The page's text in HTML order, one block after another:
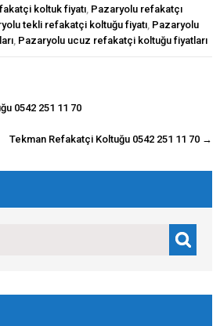
koltuk fiyatı Pazaryolu refakatçı
tekli refakatçi koltuğu fiyatı Pazaryolu
Pazaryolu ucuz refakatçi koltuğu fiyatları
0542 251 11 70
Tekman Refakatçi Koltuğu 0542 251 11 70 →